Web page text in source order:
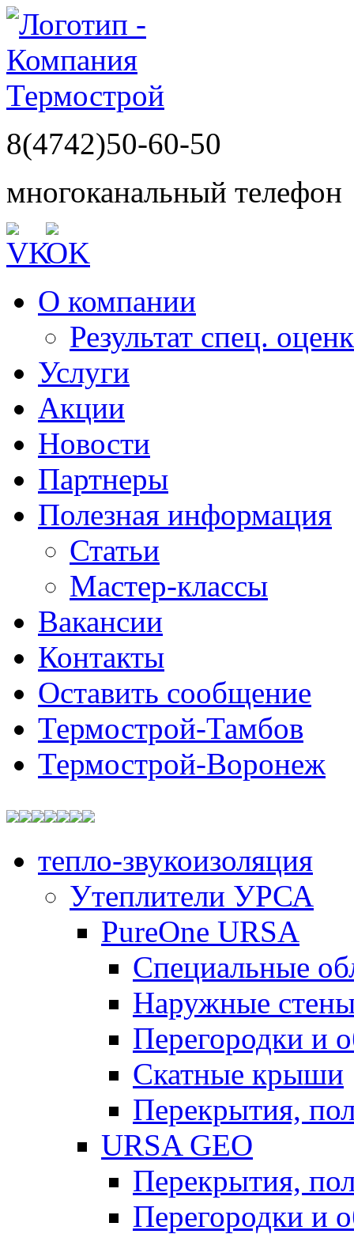
8(4742)50-60-50
многоканальный телефон
О компании
Результат спец.
Услуги
Акции
Новости
Партнеры
Полезная информация
Статьи
Мастер-классы
Вакансии
Контакты
Оставить сообщение
Термострой-Тамбов
Термострой-Воронеж
тепло-звукоизоляция
Утеплители УРСА
PureOne URSA
Специальные
Наружные
Перегородки и
Скатные крыши
Перекрытия,
URSA GEO
Перекрытия,
Перегородки и